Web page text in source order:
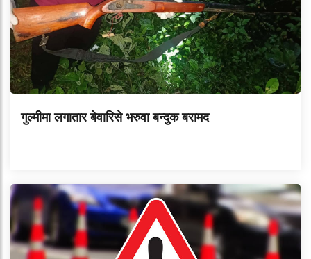
गुल्मीमा लगातार बेवारिसे भरुवा बन्दुक बरामद